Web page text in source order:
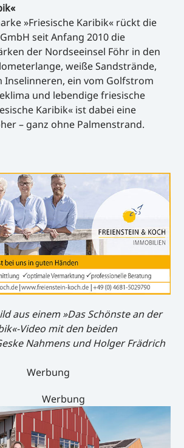
»Friesische Karibik« rückt die
seit Anfang 2010 die
der Nordseeinsel Föhr in den
weiße Sandstrände,
Inselinneren, ein vom Golfstrom
und lebendige friesische
Karibik« ist dabei eine
– ganz ohne Palmenstrand.
aus einem »Das Schönste an der
Video mit den beiden
Nahmens und Holger Frädrich
Werbung
Werbung